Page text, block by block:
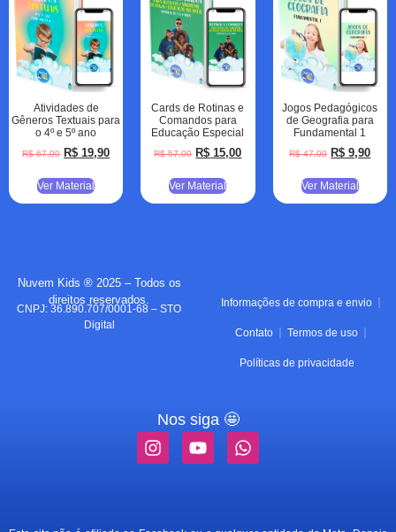
Atividades de
Gêneros Textuais para
o 4º e 5º ano
R$67,00 R$ 19,90
Ver Material
Cards de Rotinas e
Comandos para
Educação Especial
R$57,00 R$ 15,00
Ver Material
Jogos Pedagógicos
de Geografia para
Fundamental 1
R$47,00 R$ 9,90
Ver Material
Nuvem Kids ® 2025 – Todos os
direitos reservados.
CNPJ: 36.890.707/0001-68 – STO
Digital
Informações de compra e envio
Contato Termos de uso
Políticas de privacidade
Nos siga 🤩